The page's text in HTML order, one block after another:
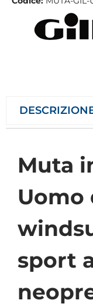
Muta
Uomo
sport